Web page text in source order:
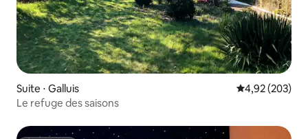
Suite ⋅ Galluis Évaluation
4,92 (203)
Le refuge des saisons